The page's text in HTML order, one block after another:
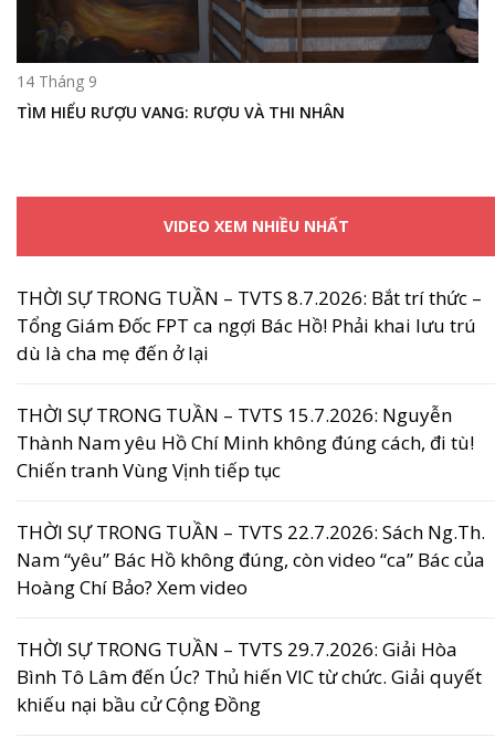
14 Tháng 9
TÌM HIỂU RƯỢU VANG: RƯỢU VÀ THI NHÂN
VIDEO XEM NHIỀU NHẤT
THỜI SỰ TRONG TUẦN – TVTS 8.7.2026: Bắt trí thức –
Tổng Giám Đốc FPT ca ngợi Bác Hồ! Phải khai lưu trú
dù là cha mẹ đến ở lại
THỜI SỰ TRONG TUẦN – TVTS 15.7.2026: Nguyễn
Thành Nam yêu Hồ Chí Minh không đúng cách, đi tù!
Chiến tranh Vùng Vịnh tiếp tục
THỜI SỰ TRONG TUẦN – TVTS 22.7.2026: Sách Ng.Th.
Nam “yêu” Bác Hồ không đúng, còn video “ca” Bác của
Hoàng Chí Bảo? Xem video
THỜI SỰ TRONG TUẦN – TVTS 29.7.2026: Giải Hòa
Bình Tô Lâm đến Úc? Thủ hiến VIC từ chức. Giải quyết
khiếu nại bầu cử Cộng Đồng